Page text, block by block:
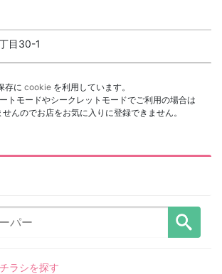
目30-1
存に cookie を利用しています。
トモードやシークレットモードでご利用の場合は
んのでお店をお気に入りに登録できません。
ラシを探す